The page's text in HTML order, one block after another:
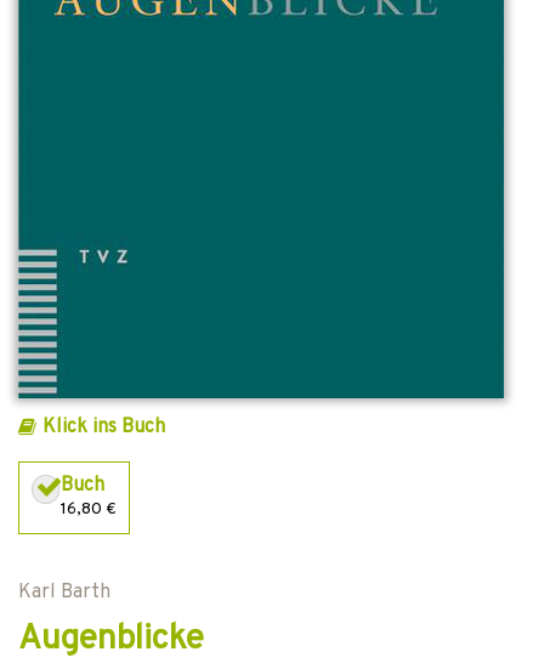
Klick ins Buch
Buch
16,80 €
Karl Barth
Augenblicke